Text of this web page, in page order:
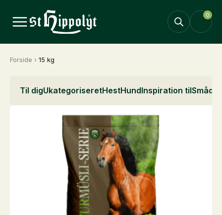
0
Forside › 15 kg
Til digUkategoriseretHestHundInspiration tilSmådyr